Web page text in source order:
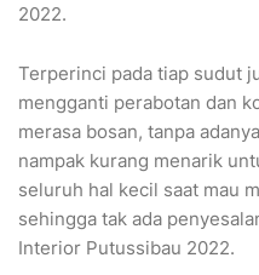
2022.
Terperinci pada tiap sudut
mengganti perabotan dan
merasa bosan, tanpa
nampak kurang menarik
seluruh hal kecil saat mau
sehingga tak ada
Interior Putussibau 2022.